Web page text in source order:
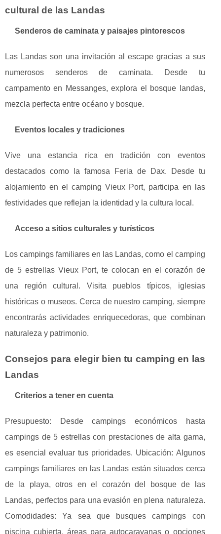
cultural de las Landas
Senderos de caminata y paisajes pintorescos
Las Landas son una invitación al escape gracias a sus
numerosos senderos de caminata. Desde tu
campamento en Messanges, explora el bosque landas,
mezcla perfecta entre océano y bosque.
Eventos locales y tradiciones
Vive una estancia rica en tradición con eventos
destacados como la famosa Feria de Dax. Desde tu
alojamiento en el camping Vieux Port, participa en las
festividades que reflejan la identidad y la cultura local.
Acceso a sitios culturales y turísticos
Los campings familiares en las Landas, como el camping
de 5 estrellas Vieux Port, te colocan en el corazón de
una región cultural. Visita pueblos típicos, iglesias
históricas o museos. Cerca de nuestro camping, siempre
encontrarás actividades enriquecedoras, que combinan
naturaleza y patrimonio.
Consejos para elegir bien tu camping en las
Landas
Criterios a tener en cuenta
Presupuesto: Desde campings económicos hasta
campings de 5 estrellas con prestaciones de alta gama,
es esencial evaluar tus prioridades. Ubicación: Algunos
campings familiares en las Landas están situados cerca
de la playa, otros en el corazón del bosque de las
Landas, perfectos para una evasión en plena naturaleza.
Comodidades: Ya sea que busques campings con
piscina cubierta, áreas para autocaravanas o opciones